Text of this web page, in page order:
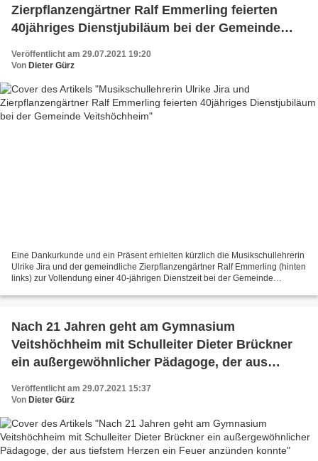
Zierpflanzengärtner Ralf Emmerling feierten
40jähriges Dienstjubiläum bei der Gemeinde
Veröffentlicht am 29.07.2021 19:20
Von Dieter Gürz
Eine Dankurkunde und ein Präsent erhielten kürzlich die Musikschullehrerin
Ulrike Jira und der gemeindliche Zierpflanzengärtner Ralf Emmerling (hinten
links) zur Vollendung einer 40-jährigen Dienstzeit bei der Gemeinde
Nach 21 Jahren geht am Gymnasium
Veitshöchheim mit Schulleiter Dieter Brückner
ein außergewöhnlicher Pädagoge, der aus
Veröffentlicht am 29.07.2021 15:37
Von Dieter Gürz